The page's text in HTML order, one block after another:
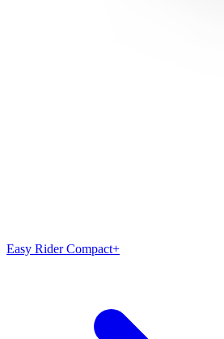
Easy Rider Compact+